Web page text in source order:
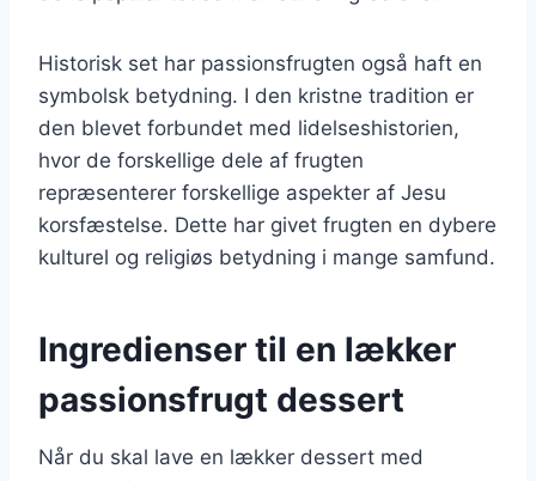
Historisk set har passionsfrugten også haft en
symbolsk betydning. I den kristne tradition er
den blevet forbundet med lidelseshistorien,
hvor de forskellige dele af frugten
repræsenterer forskellige aspekter af Jesu
korsfæstelse. Dette har givet frugten en dybere
kulturel og religiøs betydning i mange samfund.
Ingredienser til en lækker
passionsfrugt dessert
Når du skal lave en lækker dessert med